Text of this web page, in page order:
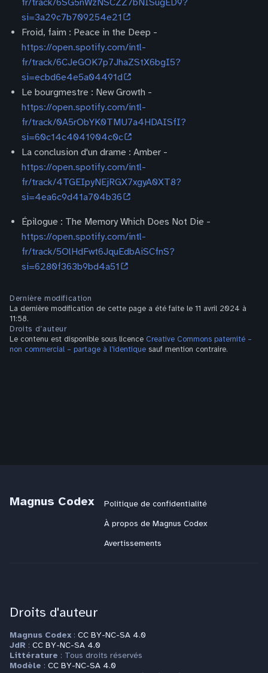
si=3a29c7b709254e21
Froid, faim : Peace in the Deep -
https://open.spotify.com/intl-
fr/track/6CJeGOK7p7JhaZStX6bgI5?
si=ecbd6e4e5a04491d
Le bourgmestre : New Growth -
https://open.spotify.com/intl-
fr/track/0A5rObYK0TMU7a4HDAISfI?
si=60c14c4041904c0c
La conclusion d'un drame : Amber -
https://open.spotify.com/intl-
fr/track/4TGEIpyNEjRGX7xgyA0XT8?
si=4ea6c9d41a704b36
Épilogue : The Memory Which Does Not Die -
https://open.spotify.com/intl-
fr/track/5OlHdFwt6JquEdbAiSCfnS?
si=6280f363b9bd4a51
Dernière modification
La dernière modification de cette page a été faite le 11 avril 2024 à
11:58.
Droits d’auteur
Le contenu est disponible sous licence Creative Commons paternité –
non commercial – partage à l’identique sauf mention contraire.
Magnus Codex
Politique de confidentialité
À propos de Magnus Codex
Avertissements
Droits d'auteur
Magnus Codex : CC BY-NC-SA 4.0
JdR : CC BY-NC-SA 4.0
Littérature : Tous droits réservés
Modèle : CC BY-NC-SA 4.0